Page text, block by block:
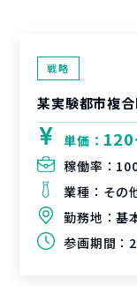
戦略
某実験都市複
単価：
稼働率：
業種： その
勤務地：基
参画期間：